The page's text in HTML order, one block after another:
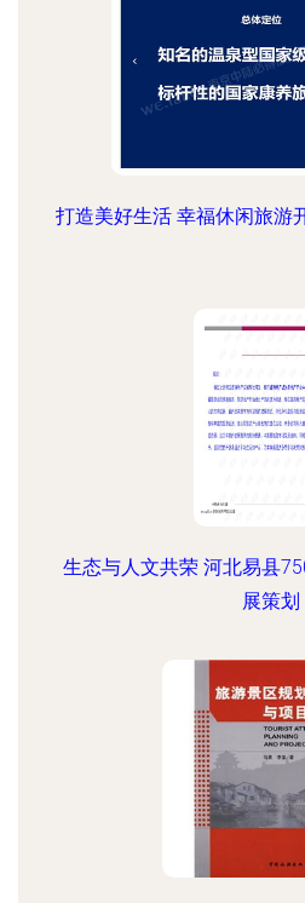
打造美好生活 幸福休闲旅游
生态与人文共荣 河北易县
展策划